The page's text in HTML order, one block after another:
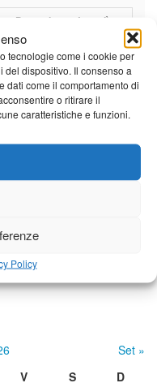
tecnologie come i cookie per
dispositivo. Il consenso a
dati come il comportamento di
o ritirare il
caratteristiche e funzioni.
Policy
Domenica Lunedì
22°C|36°C 21°C|37°C
Set »
V S
D